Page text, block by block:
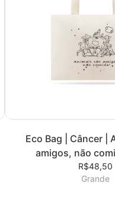
Eco Bag | Câncer |
amigos, não
R$48,50
Grande